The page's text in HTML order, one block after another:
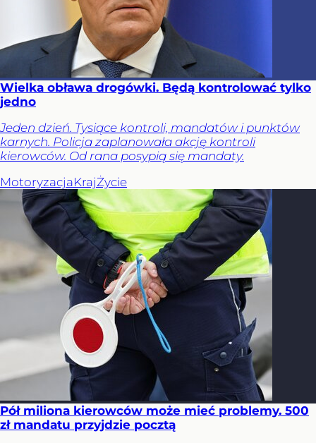
Wielka obława drogówki. Będą kontrolować tylko
jedno
Jeden dzień. Tysiące kontroli, mandatów i punktów
karnych. Policja zaplanowała akcję kontroli
kierowców. Od rana posypią się mandaty.
MotoryzacjaKrajŻycie
Pół miliona kierowców może mieć problemy. 500
zł mandatu przyjdzie pocztą